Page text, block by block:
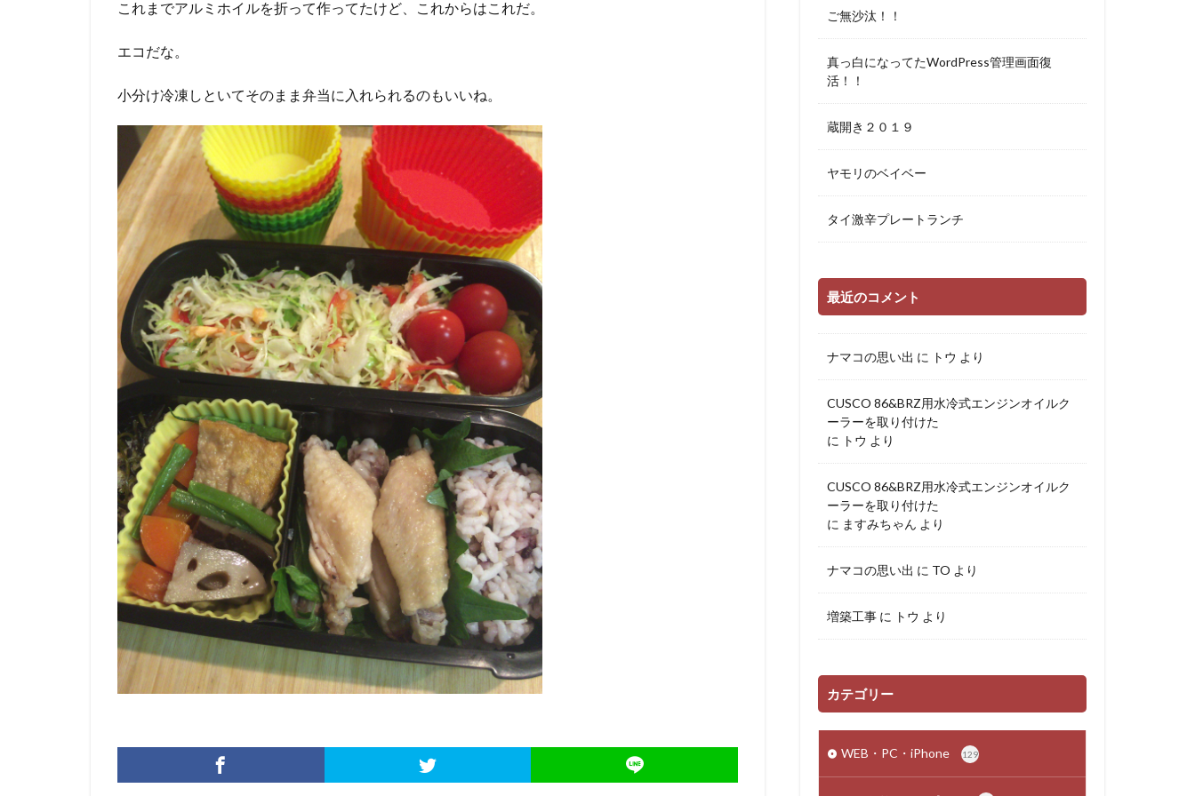
これまでアルミホイルを折って作ってたけど、これからはこれだ。
エコだな。
小分け冷凍しといてそのまま弁当に入れられるのもいいね。
ご無沙汰！！
真っ白になってたWordPress管理画面復
活！！
蔵開き２０１９
ヤモリのベイベー
タイ激辛プレートランチ
最近のコメント
ナマコの思い出 に トウ より
CUSCO 86&BRZ用水冷式エンジンオイルク
ーラーを取り付けた
に トウ より
CUSCO 86&BRZ用水冷式エンジンオイルク
ーラーを取り付けた
に ますみちゃん より
ナマコの思い出 に TO より
増築工事 に トウ より
カテゴリー
WEB・PC・iPhone 129